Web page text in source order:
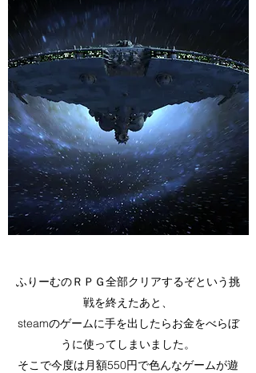
ふりーむのＲＰＧ全部クリアするぞという挑
戦を終えたあと、
steamのゲームに手を出したらお金をべらぼ
うに使ってしまいました。
そこで今度は月額550円で色んなゲームが遊